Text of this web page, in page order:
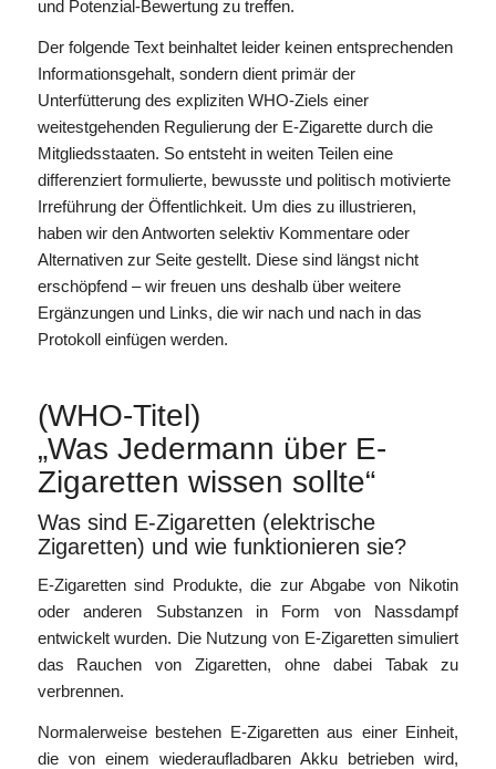
und Potenzial-Bewertung zu treffen.
Der folgende Text beinhaltet leider keinen entsprechenden
Informationsgehalt, sondern dient primär der
Unterfütterung des expliziten WHO-Ziels einer
weitestgehenden Regulierung der E-Zigarette durch die
Mitgliedsstaaten. So entsteht in weiten Teilen eine
differenziert formulierte, bewusste und politisch motivierte
Irreführung der Öffentlichkeit. Um dies zu illustrieren,
haben wir den Antworten selektiv Kommentare oder
Alternativen zur Seite gestellt. Diese sind längst nicht
erschöpfend – wir freuen uns deshalb über weitere
Ergänzungen und Links, die wir nach und nach in das
Protokoll einfügen werden.
(WHO-Titel)
„Was Jedermann über E-
Zigaretten wissen sollte“
Was sind E-Zigaretten (elektrische
Zigaretten) und wie funktionieren sie?
E-Zigaretten sind Produkte, die zur Abgabe von Nikotin
oder anderen Substanzen in Form von Nassdampf
entwickelt wurden. Die Nutzung von E-Zigaretten simuliert
das Rauchen von Zigaretten, ohne dabei Tabak zu
verbrennen.
Normalerweise bestehen E-Zigaretten aus einer Einheit,
die von einem wiederaufladbaren Akku betrieben wird,